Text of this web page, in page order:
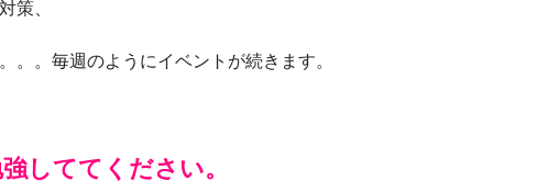
策、
。。毎週のようにイベントが続きます。
しててください。